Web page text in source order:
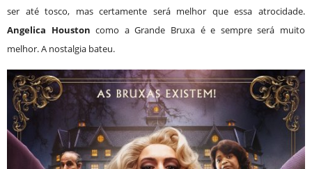
ser até tosco, mas certamente será melhor que essa atrocidade.
Angelica Houston como a Grande Bruxa é e sempre será muito
melhor. A nostalgia bateu.